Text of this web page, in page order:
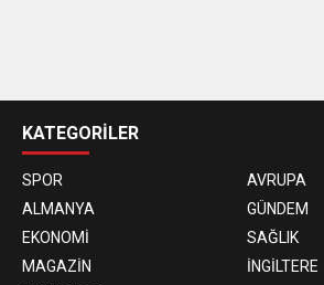
siteleri
KATEGORİLER
SPOR
AVRUPA
ALMANYA
GÜNDEM
EKONOMİ
SAĞLIK
MAGAZİN
İNGİLTERE